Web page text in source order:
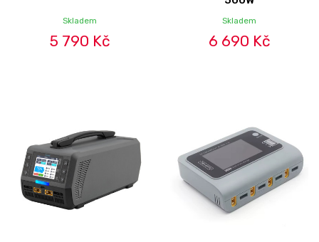
Skladem
5 790 Kč
Skladem
6 690 Kč